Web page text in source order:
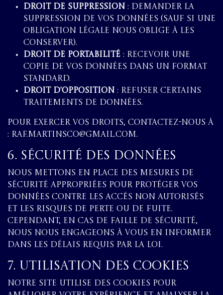
Droit de suppression : demander la
suppression de vos données (sauf si une
obligation légale nous oblige à les
conserver).
Droit de portabilité : recevoir une
copie de vos données dans un format
standard.
Droit d'opposition : refuser certains
traitements de données.
Pour exercer vos droits, contactez-nous à
: raf.martinsco@gmail.com.
6. Sécurité des Données
Nous mettons en place des mesures de
sécurité appropriées pour protéger vos
données contre les accès non autorisés
et les risques de perte ou de fuite.
Cependant, en cas de faille de sécurité,
nous nous engageons à vous en informer
dans les délais requis par la loi.
7. Utilisation des Cookies
Notre site utilise des cookies pour